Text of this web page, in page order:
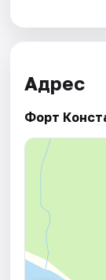
Адрес
Форт